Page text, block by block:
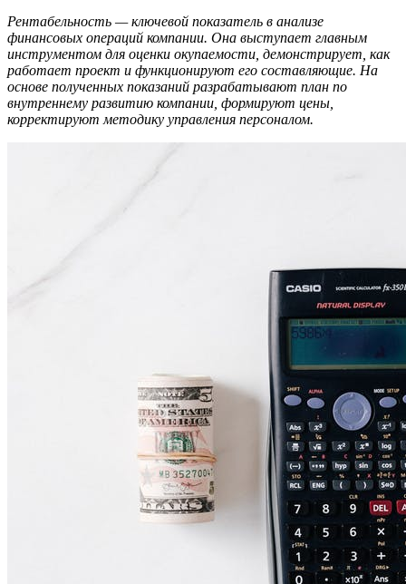
Рентабельность — ключевой показатель в анализе
финансовых операций компании. Она выступает главным
инструментом для оценки окупаемости, демонстрирует, как
работает проект и функционируют его составляющие. На
основе полученных показаний разрабатывают план по
внутреннему развитию компании, формируют цены,
корректируют методику управления персоналом.